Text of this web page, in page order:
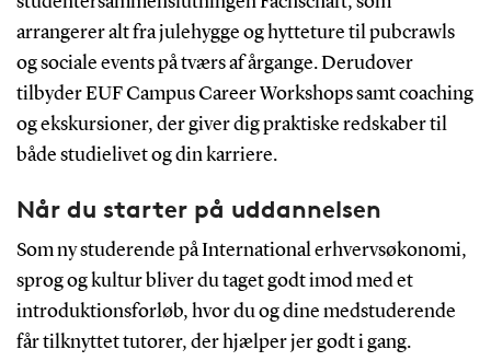
arrangerer alt fra julehygge og hytteture til pubcrawls
og sociale events på tværs af årgange. Derudover
tilbyder EUF Campus Career Workshops samt coaching
og ekskursioner, der giver dig praktiske redskaber til
både studielivet og din karriere.
Når du starter på uddannelsen
Som ny studerende på International erhvervsøkonomi,
sprog og kultur bliver du taget godt imod med et
introduktionsforløb, hvor du og dine medstuderende
får tilknyttet tutorer, der hjælper jer godt i gang.